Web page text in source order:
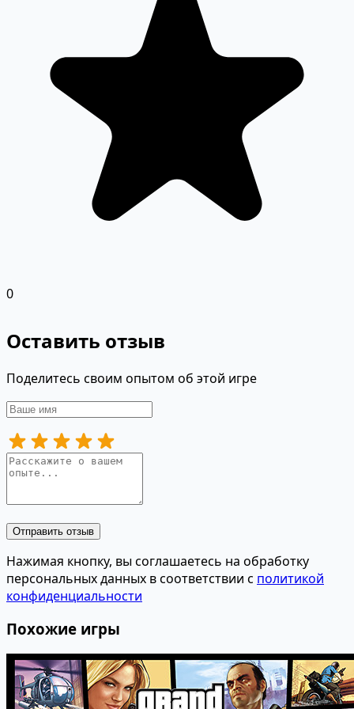
0
Оставить отзыв
Поделитесь своим опытом об этой игре
Отправить отзыв
Нажимая кнопку, вы соглашаетесь на обработку
персональных данных в соответствии с политикой
конфиденциальности
Похожие игры